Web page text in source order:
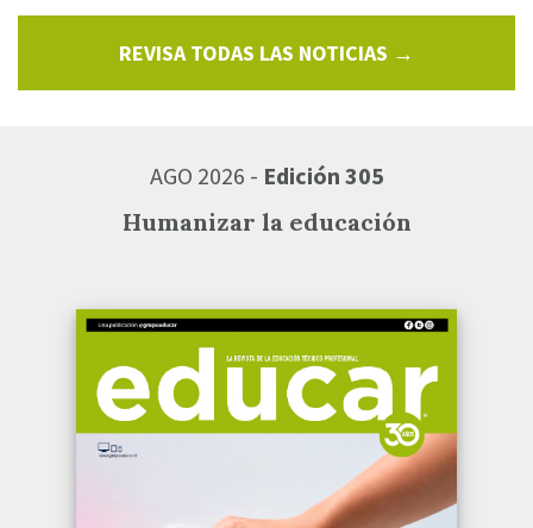
REVISA TODAS LAS NOTICIAS →
AGO 2026 - Edición 305
Humanizar la educación